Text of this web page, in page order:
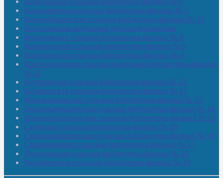
Калмашевская сельская библиотека-филиал № 5
Калмиябашевская сельская библиотека-филиал № 13
Калтасинская модельная детская библиотека
Кельтеевская сельская библиотека-филиал № 8
Киебаковская сельская библиотека-филиал № 9
Кокушевская сельская библиотека-филиал № 4
Краснохолмская сельская модельная библиотека-филиал
№ 21
Кутеремская сельская библиотека-филиал № 22
Кучашевская сельская библиотека-филиал № 11
Малокачаковская сельская библиотека-филиал № 12
Нижнекачмашевская сельская библиотека-филиал № 14
Новокильбахтинская сельская библиотека-филиал № 19
Сазовская сельская библиотека-филиал № 20
Староорьебашевская сельская библиотека-филиал № 16
Старояшевская сельская библиотека-филиал № 17
Тюльдинская сельская библиотека-филиал № 18
Чилибеевская сельская библиотека-филиал № 10